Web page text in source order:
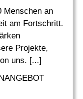
Menschen an
am Fortschritt.
Projekte,
uns. [...]